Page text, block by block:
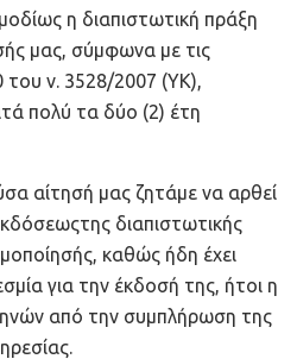
η διαπιστωτική πράξη
μας, σύμφωνα με τις
του ν. 3528/2007 (ΥΚ),
πολύ τα δύο (2) έτη
αίτησή μας ζητάμε να αρθεί
διαπιστωτικής
καθώς ήδη έχει
για την έκδοσή της, ήτοι η
από την συμπλήρωση της